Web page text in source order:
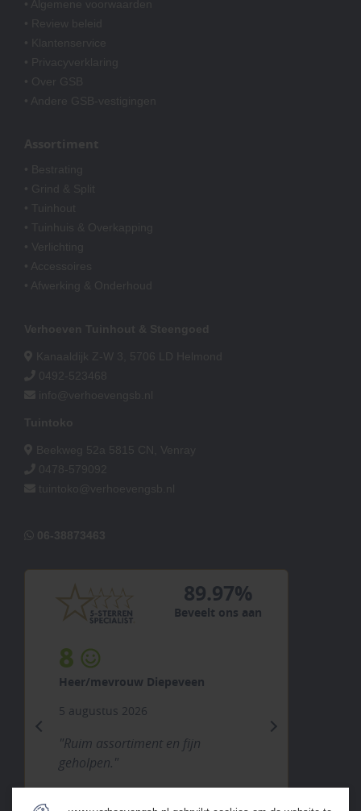
89.97%
Beveelt ons aan
8
Heer/mevrouw Diepeveen
5 augustus 2026
"Ruim assortiment en fijn
geholpen."
previous next